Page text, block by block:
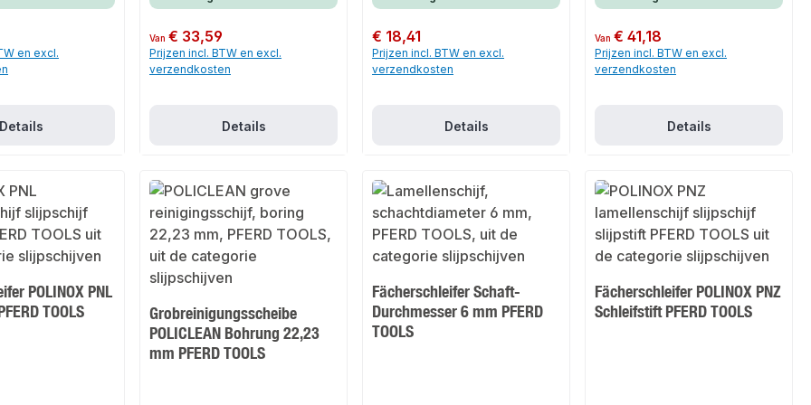
en excl.
Details
Normale prijs:
Van€ 33,59
Prijzen incl. BTW en excl.
verzendkosten
Details
Normale prijs:
€ 18,41
Prijzen incl. BTW en excl.
verzendkosten
Details
Normale prijs:
Van€ 41,18
Prijzen incl. BTW en excl.
verzendkosten
Details
POLINOX PNL
TOOLS
Grobreinigungsscheibe
POLICLEAN Bohrung 22,23
mm PFERD TOOLS
Fächerschleifer Schaft-
Durchmesser 6 mm PFERD
TOOLS
Fächerschleifer POLINOX PNZ
Schleifstift PFERD TOOLS